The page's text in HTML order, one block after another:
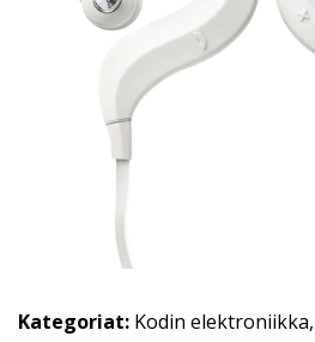
Kategoriat: Kodin elektroniikka,